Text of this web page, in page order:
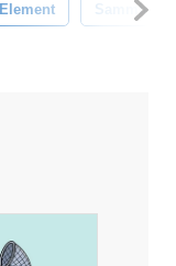
Element Sammlung